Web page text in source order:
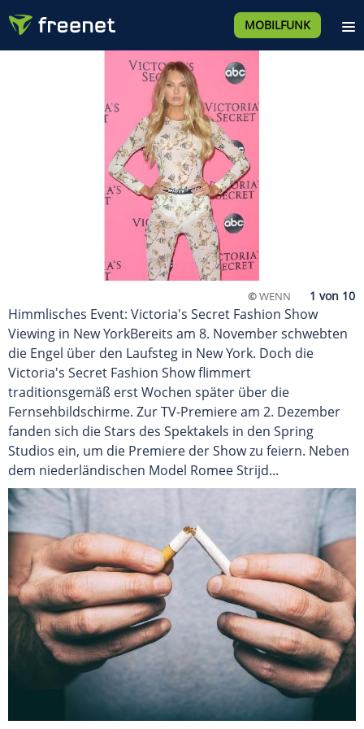
MOBILFUNK
©WENN
Himmlisches Event: Victoria's Secret Fashion Show
Viewing in New YorkBereits am 8. November schwebten
die Engel über den Laufsteg in New York. Doch die
Victoria's Secret Fashion Show flimmert
traditionsgemäß erst Wochen später über die
Fernsehbildschirme. Zur TV-Premiere am 2. Dezember
fanden sich die Stars des Spektakels in den Spring
Studios ein, um die Premiere der Show zu feiern. Neben
dem niederländischen Model Romee Strijd...